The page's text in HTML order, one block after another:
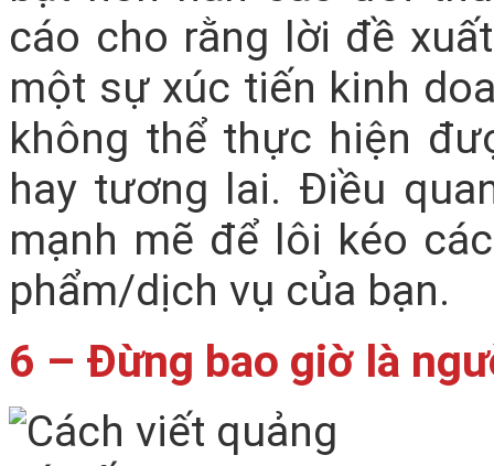
cáo cho rằng lời đề
một sự xúc tiến kinh
không thể thực hiện
hay tương lai. Điều
mạnh mẽ để lôi kéo
phẩm/dịch vụ của bạn.
6 – Đừng bao giờ là